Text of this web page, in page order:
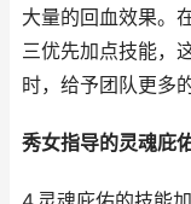
大量的回血效果。
三优先加点技能，
时，给予团队更多
秀女指导的灵魂庇